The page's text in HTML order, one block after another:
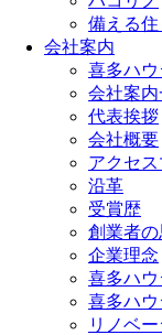
備える住
会社案内
喜多ハ
会社案内
代表挨拶
会社概要
アクセ
沿革
受賞歴
創業者の
企業理念
喜多ハ
喜多ハ
リノベ